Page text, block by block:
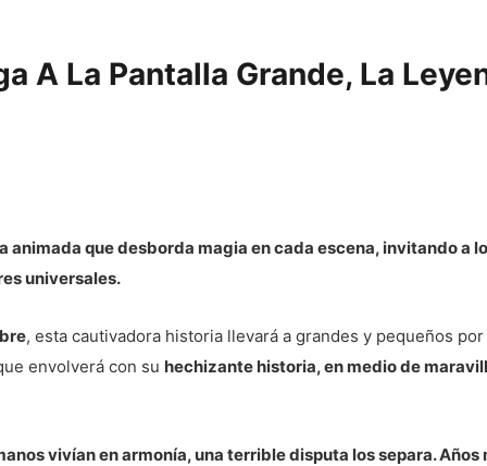
A La Pantalla Grande, La
animada que desborda magia en cada escena, invitando a
universales.
, esta cautivadora historia llevará a grandes y pequeños por
envolverá con su hechizante historia, en medio de
vivían en armonía, una terrible disputa los separa.